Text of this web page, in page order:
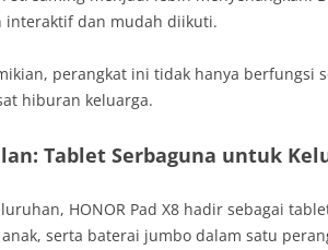
interaktif dan mudah diikuti.
perangkat ini tidak hanya berfungsi
hiburan keluarga.
Tablet Serbaguna untuk
HONOR Pad X8 hadir sebagai
serta baterai jumbo dalam satu